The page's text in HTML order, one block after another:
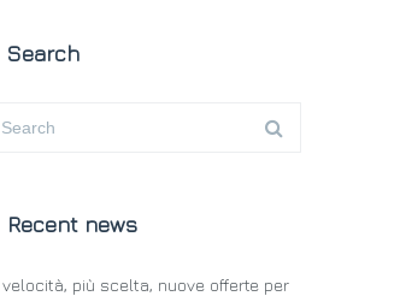
Search
Recent news
velocità, più scelta, nuove offerte per